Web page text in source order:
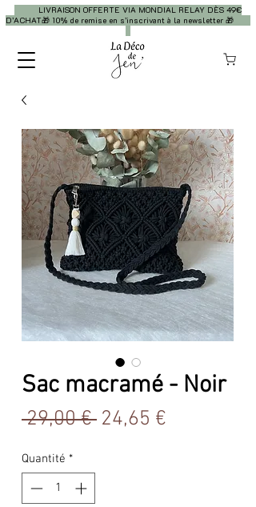
LIVRAISON OFFERTE VIA MONDIAL RELAY DÈS 49€
D’ACHAT🎁 10% de remise en s’inscrivant à la newsletter 🎁
Sac macramé - Noir
29,00 € Prix
24,65 €
Quantité *